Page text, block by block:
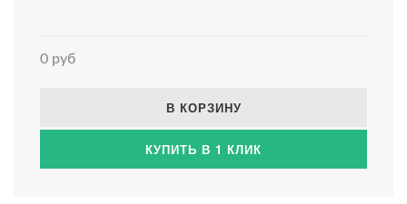
0 руб
В КОРЗИНУ
КУПИТЬ В 1 КЛИК